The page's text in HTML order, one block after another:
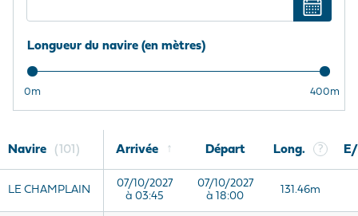
Longueur du navire (en mètres)
0m 400m
Navire 101 Arrivée ↑ Départ Long. ?
LE CHAMPLAIN
07/10/2027
à 03:45
07/10/2027
à 18:00
131.46m